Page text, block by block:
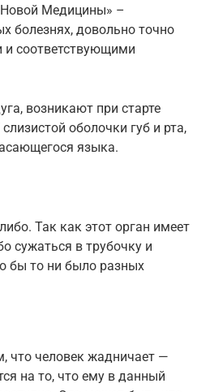
Медицины» –
болезнях, довольно точно
соответствующими
возникают при старте
оболочки губ и рта,
языка.
Так как этот орган имеет
сужаться в трубочку и
бы то ни было разных
что человек жадничает —
на то, что ему в данный